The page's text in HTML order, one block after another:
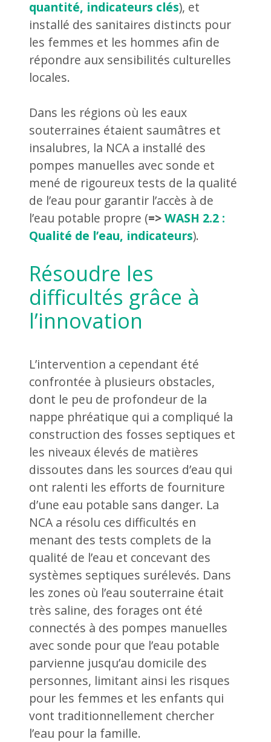
quantité, indicateurs clés), et
installé des sanitaires distincts pour
les femmes et les hommes afin de
répondre aux sensibilités culturelles
locales.
Dans les régions où les eaux
souterraines étaient saumâtres et
insalubres, la NCA a installé des
pompes manuelles avec sonde et
mené de rigoureux tests de la qualité
de l’eau pour garantir l’accès à de
l’eau potable propre (=>WASH 2.2 :
Qualité de l’eau, indicateurs).
Résoudre les
difficultés grâce à
l’innovation
L’intervention a cependant été
confrontée à plusieurs obstacles,
dont le peu de profondeur de la
nappe phréatique qui a compliqué la
construction des fosses septiques et
les niveaux élevés de matières
dissoutes dans les sources d’eau qui
ont ralenti les efforts de fourniture
d’une eau potable sans danger. La
NCA a résolu ces difficultés en
menant des tests complets de la
qualité de l’eau et concevant des
systèmes septiques surélevés. Dans
les zones où l’eau souterraine était
très saline, des forages ont été
connectés à des pompes manuelles
avec sonde pour que l’eau potable
parvienne jusqu’au domicile des
personnes, limitant ainsi les risques
pour les femmes et les enfants qui
vont traditionnellement chercher
l’eau pour la famille.